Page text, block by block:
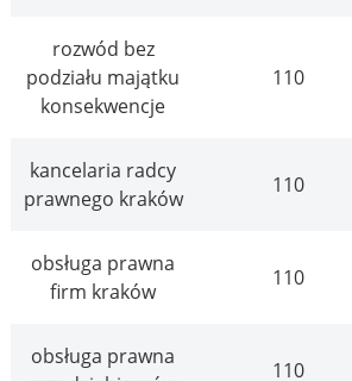
rozwód bez
podziału majątku
konsekwencje
110
kancelaria radcy
prawnego kraków
110
obsługa prawna
firm kraków
110
obsługa prawna
110